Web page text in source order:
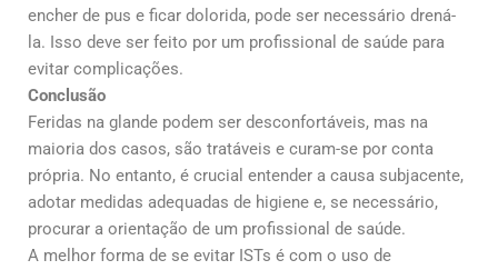
encher de pus e ficar dolorida, pode ser necessário drená-
la. Isso deve ser feito por um profissional de saúde para
evitar complicações.
Conclusão
Feridas na glande podem ser desconfortáveis, mas na
maioria dos casos, são tratáveis e curam-se por conta
própria. No entanto, é crucial entender a causa subjacente,
adotar medidas adequadas de higiene e, se necessário,
procurar a orientação de um profissional de saúde.
A melhor forma de se evitar ISTs é com o uso de